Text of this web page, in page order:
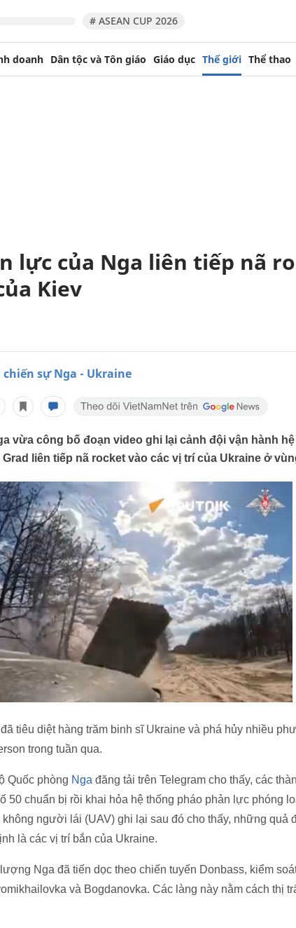
# ASEAN CUP 2026
doanh Dân tộc và Tôn giáo Giáo dục Thế giới Thể thao
lực của Nga liên tiếp nã
Kiev
sự Nga - Ukraine
vừa công bố đoạn video ghi lại cảnh đội vận hành
liên tiếp nã rocket vào các vị trí của Ukraine ở
tiêu diệt hàng trăm binh sĩ Ukraine và phá hủy nhiều
trong tuần qua.
Quốc phòng Nga đăng tải trên Telegram cho thấy, các
50 chuẩn bị rồi khai hỏa hệ thống pháo phản lực phóng
người lái (UAV) ghi lại sau đó cho thấy, những quả
là các vị trí bắn của Ukraine.
Nga đã tiến dọc theo chiến tuyến Donbass, kiểm
và Bogdanovka. Các làng này nằm cách thị